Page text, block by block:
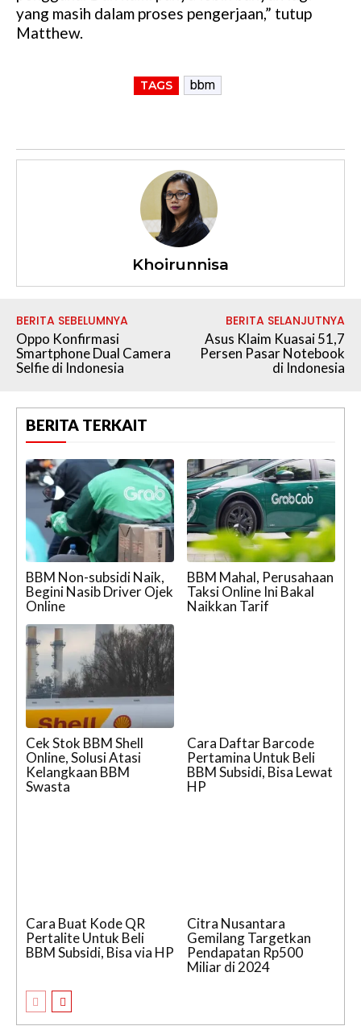
yang masih dalam proses pengerjaan,” tutup
Matthew.
TAGS bbm
Khoirunnisa
BERITA SEBELUMNYA
Oppo Konfirmasi
Smartphone Dual Camera
Selfie di Indonesia
BERITA SELANJUTNYA
Asus Klaim Kuasai 51,7
Persen Pasar Notebook
di Indonesia
BERITA TERKAIT
BBM Non-subsidi Naik,
Begini Nasib Driver Ojek
Online
BBM Mahal, Perusahaan
Taksi Online Ini Bakal
Naikkan Tarif
Cek Stok BBM Shell
Online, Solusi Atasi
Kelangkaan BBM
Swasta
Cara Daftar Barcode
Pertamina Untuk Beli
BBM Subsidi, Bisa Lewat
HP
Cara Buat Kode QR
Pertalite Untuk Beli
BBM Subsidi, Bisa via HP
Citra Nusantara
Gemilang Targetkan
Pendapatan Rp500
Miliar di 2024